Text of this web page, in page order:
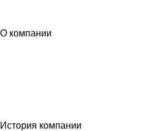
О компании
История компании